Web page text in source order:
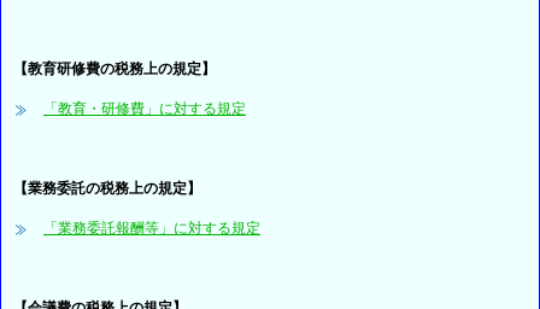
【教育研修費の税務上の規定】
「教育・研修費」に対する規定
【業務委託の税務上の規定】
「業務委託報酬等」に対する規定